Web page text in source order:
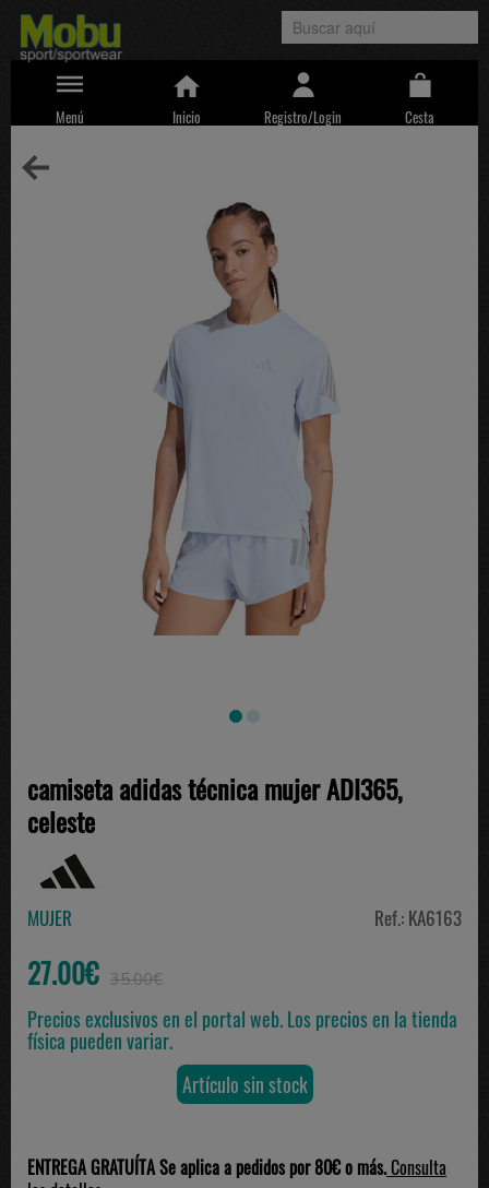
Menú Inicio Registro/Login Cesta
camiseta adidas técnica mujer ADI365,
celeste
MUJER Ref.: KA6163
27.00€ 35.00€
Precios exclusivos en el portal web. Los precios en la tienda
física pueden variar.
Artículo sin stock
ENTREGA GRATUÍTA Se aplica a pedidos por 80€ o más.Consulta